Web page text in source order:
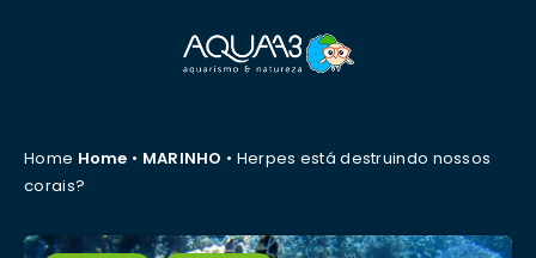
Home Home • MARINHO • Herpes está destruindo nossos
corais?